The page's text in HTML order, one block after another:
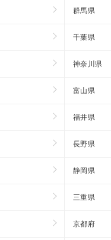
群馬県
千葉県
神奈川県
富山県
福井県
長野県
静岡県
三重県
京都府